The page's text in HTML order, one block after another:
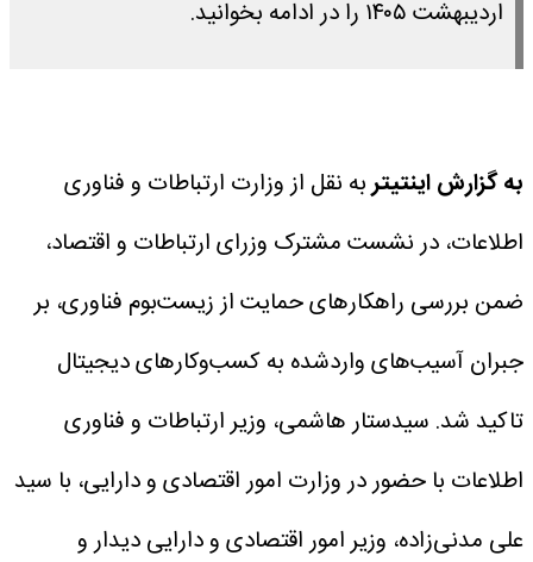
اردیبهشت ۱۴۰۵ را در ادامه بخوانید.
به گزارش اینتیتربه نقل از وزارت ارتباطات و فناوری
اطلاعات، در نشست مشترک وزرای ارتباطات و اقتصاد،
ضمن بررسی راهکارهای حمایت از زیست‌بوم فناوری، بر
جبران آسیب‌های واردشده به کسب‌وکارهای دیجیتال
تاکید شد. سیدستار هاشمی، وزیر ارتباطات و فناوری
اطلاعات با حضور در وزارت امور اقتصادی و دارایی، با سید
علی مدنی‌زاده، وزیر امور اقتصادی و دارایی دیدار و